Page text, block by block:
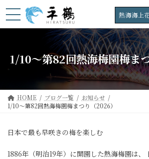
ン
プ
ビ
動
熱海海上
1/10～第82回熱海梅園梅ま
HOME ブログ一覧
お知らせ
1/10～第82回熱海梅園梅まつり（2026）
日本で最も早咲きの梅を楽しむ
1886年（明治19年）に開園した熱海梅園は、